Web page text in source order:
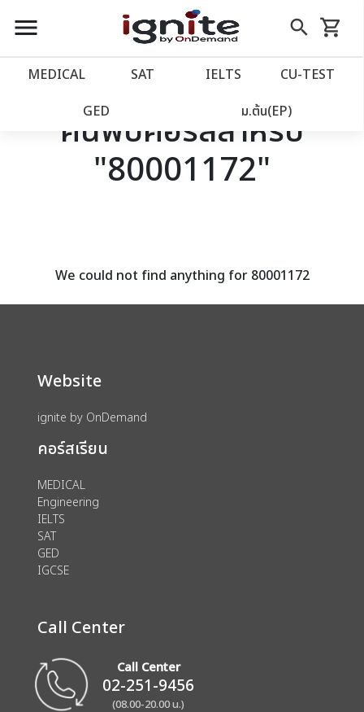
close
account_balance หน้าแรก
เว็บไซต์อิกไนท์
โปรโมชั่น
assignment ลงทะเบียน
menu search
Skip
to
shopping_cart
รถเข็น
MEDICAL SAT IELTS CU‑TEST
GED ม.ต้น(EP)
ค้นพบคอร์สสำหรับ
"80001172"
We could not find anything for 80001172
Website
ignite by OnDemand
คอร์สเรียน
MEDICAL
Engineering
IELTS
SAT
GED
IGCSE
Call Center
Call Center
02-251-9456
(08.00-20.00 น.)